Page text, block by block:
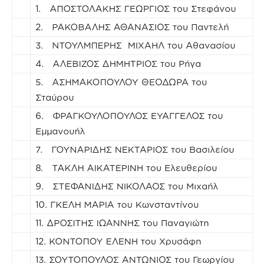
1. ΑΠΟΣΤΟΛΑΚΗΣ ΓΕΩΡΓΙΟΣ του Στεφάνου
2. ΡΑΚΟΒΑΛΗΣ ΑΘΑΝΑΣΙΟΣ του Παντελή
3. ΝΤΟΥΛΜΠΕΡΗΣ ΜΙΧΑΗΛ του Αθανασίου
4. ΑΛΕΒΙΖΟΣ ΔΗΜΗΤΡΙΟΣ του Ρήγα
5. ΑΣΗΜΑΚΟΠΟΥΛΟΥ ΘΕΟΔΩΡΑ του
Σταύρου
6. ΦΡΑΓΚΟΥΛΟΠΟΥΛΟΣ ΕΥΑΓΓΕΛΟΣ του
Εμμανουήλ
7. ΓΟΥΝΑΡΙΔΗΣ ΝΕΚΤΑΡΙΟΣ του Βασιλείου
8. ΤΑΚΛΗ ΑΙΚΑΤΕΡΙΝΗ του Ελευθερίου
9. ΣΤΕΦΑΝΙΔΗΣ ΝΙΚΟΛΑΟΣ του Μιχαήλ
10. ΓΚΕΛΗ ΜΑΡΙΑ του Κωνσταντίνου
11. ΔΡΟΣΙΤΗΣ ΙΩΑΝΝΗΣ του Παναγιώτη
12. ΚΟΝΤΟΠΟΥ ΕΛΕΝΗ του Χρυσάφη
13. ΣΟΥΤΟΠΟΥΛΟΣ ΑΝΤΩΝΙΟΣ του Γεωργίου